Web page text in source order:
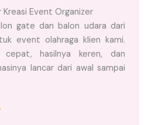
Event Organizer
gate dan balon udara dari
event olahraga klien kami.
cepat, hasilnya keren, dan
lancar dari awal sampai